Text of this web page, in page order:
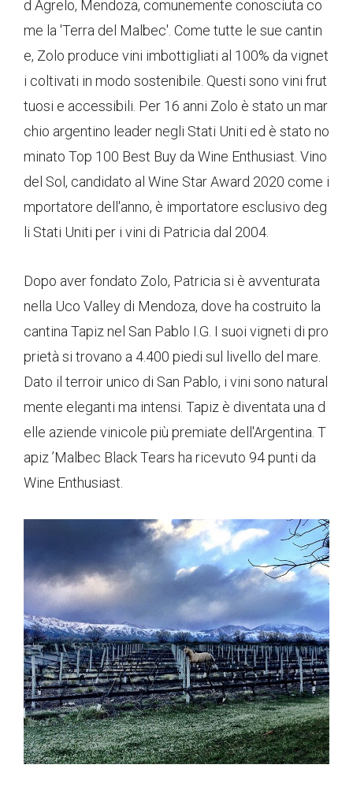
d Agrelo, Mendoza, comunemente conosciuta co
me la 'Terra del Malbec'. Come tutte le sue cantin
e, Zolo produce vini imbottigliati al 100% da vignet
i coltivati ​​in modo sostenibile. Questi sono vini frut
tuosi e accessibili. Per 16 anni Zolo è stato un mar
chio argentino leader negli Stati Uniti ed è stato no
minato Top 100 Best Buy da Wine Enthusiast. Vino
del Sol, candidato al Wine Star Award 2020 come i
mportatore dell'anno, è importatore esclusivo deg
li Stati Uniti per i vini di Patricia dal 2004.
Dopo aver fondato Zolo, Patricia si è avventurata
nella Uco Valley di Mendoza, dove ha costruito la
cantina Tapiz nel San Pablo I.G. I suoi vigneti di pro
prietà si trovano a 4.400 piedi sul livello del mare.
Dato il terroir unico di San Pablo, i vini sono natural
mente eleganti ma intensi. Tapiz è diventata una d
elle aziende vinicole più premiate dell'Argentina. T
apiz ’Malbec Black Tears ha ricevuto 94 punti da
Wine Enthusiast.